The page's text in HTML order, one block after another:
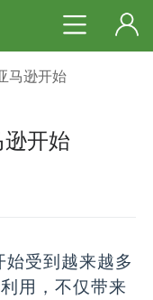
马逊开始
开始
受到越来越多
用，不仅带来